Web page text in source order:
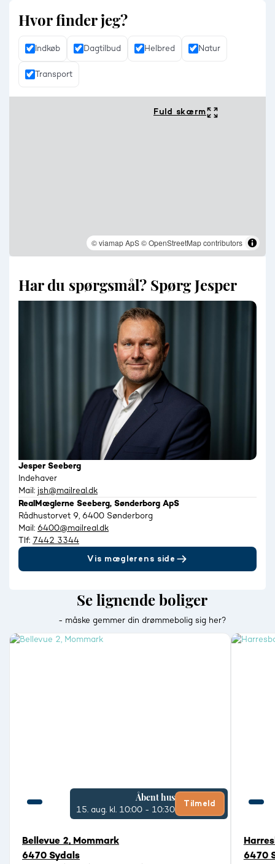
Hvor finder jeg?
Indkøb Dagtilbud Helbred Natur
Transport
Fuld skærm
© viamap ApS© OpenStreetMap contributors
Har du spørgsmål? Spørg Jesper
Jesper Seeberg
Indehaver
Mail: jsh@mailreal.dk
RealMæglerne Seeberg, Sønderborg ApS
Rådhustorvet 9, 6400 Sønderborg
Mail: 6400@mailreal.dk
Tlf: 7442 3344
Vis mæglerens side
Se lignende boliger
- måske gemmer din drømmebolig sig her?
Åbent hus
15. aug. kl. 10:00 - 10:30
Tilmeld
Bellevue 2, Mommark
6470 Sydals
6470